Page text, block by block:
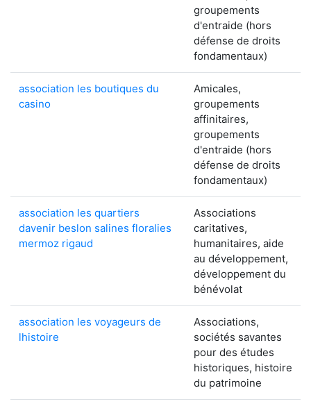
groupements
d'entraide (hors
défense de droits
fondamentaux)
association les boutiques du
casino
Amicales,
groupements
affinitaires,
groupements
d'entraide (hors
défense de droits
fondamentaux)
association les quartiers
davenir beslon salines floralies
mermoz rigaud
Associations
caritatives,
humanitaires, aide
au développement,
développement du
bénévolat
association les voyageurs de
lhistoire
Associations,
sociétés savantes
pour des études
historiques, histoire
du patrimoine